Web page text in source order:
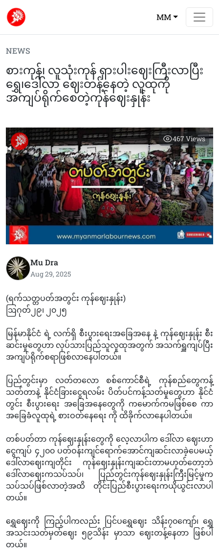
MM
NEWS
စားကုန်၊ လူသုံးကုန် ရှားပါးဈေးကြီးလာပြီး
ရွှေ၊ဒေါ်လာ ဈေးတန့်နေတဲ့ လူထုကို
အကျပ်ရိုက်စေတဲ့ကုန်ဈေးနှုန်း
467Views
Mu Dra
Aug 29, 2025
(ရက်သတ္တပတ်အတွင်း ကုန်ဈေးနှုန်း)
ဩဂုတ်၂၉၊ ၂၀၂၅
မြန်မာနိုင်ငံ ရဲ့ လက်ရှိ စီးပွားရေးအခြေအနေ နဲ့ ကုန်ဈေးနှုန်း စီး
ဆင်းမှုတွေဟာ လုပ်သားပြည်သူလူထုအတွက် အသက်ရှူကျပ်ပြီး
အကျပ်ရိုက်စရာဖြစ်လာနေပါတယ်။
ပြည်တွင်းမှာ လတ်တလော စစ်ကောင်စီရဲ့ ကုန်စည်တွေကန့်
သတ်တာနဲ့ နိုင်ငံခြားငွေရလမ်း ပိတ်ပင်ကန့်သတ်မှုတွေဟာ နိုင်ငံ
တွင်း စီးပွားရေး အခြေအနေတွေကို ကမောက်ကမဖြစ်စေ ကာ
အခြေခံလူထုရဲ့ စားဝတ်နေရေး ကို ထိခိုက်လာနေပါတယ်။
တစ်ပတ်တာ ကုန်ဈေးနှုန်းတွေကို လေ့လာပါက ဒေါ်လာ ဈေးဟာ
ငွေကျပ် ၄၂၀၀ ပတ်ဝန်းကျင်ရောက်အောင်ကျဆင်းလာခဲ့ပေမယ့်
ဒေါ်လာဈေးကျတိုင်း ကုန်ဈေးနှုန်းကျဆင်းတာမဟုတ်တော့ဘဲ
ဒေါ်လာဈေးကသပ်သပ်၊ ပြည်တွင်းကုန်ဈေးနှုန်းကြီးမြင့်မှုက
သပ်သပ်ဖြစ်လာတဲ့အထိ တိုင်းပြည်စီးပွားရေးကယိုယွင်းလာပါ
တယ်။
ရွှေဈေးကို ကြည့်ပါကလည်း ပြင်ပရွှေဈေး သိန်း၇၀ကျော်၊ ရွှေ
အသင်းသတ်မှတ်ဈေး ၅၉သိန်း မှာသာ ဈေးတန့်နေတာ ဖြစ်ပါ
တယ်။